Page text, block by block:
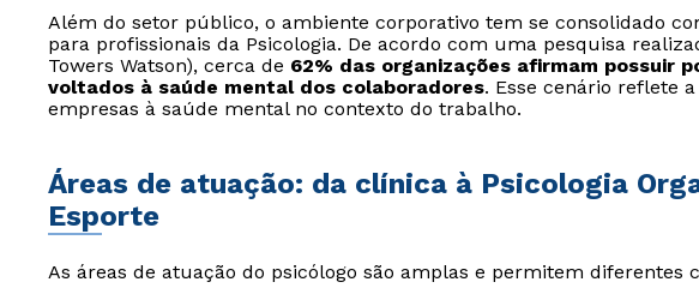
Além do setor público, o ambiente corporativo tem se consolidado
para profissionais da Psicologia. De acordo com uma pesquisa
Towers Watson), cerca de 62% das organizações afirmam possuir
voltados à saúde mental dos colaboradores. Esse cenário reflete
empresas à saúde mental no contexto do trabalho.
Áreas de atuação: da clínica à Psicologia
Esporte
As áreas de atuação do psicólogo são amplas e permitem diferentes